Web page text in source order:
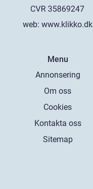
web: www.klikko.dk
Menu
Annonsering
Om oss
Cookies
Kontakta oss
Sitemap